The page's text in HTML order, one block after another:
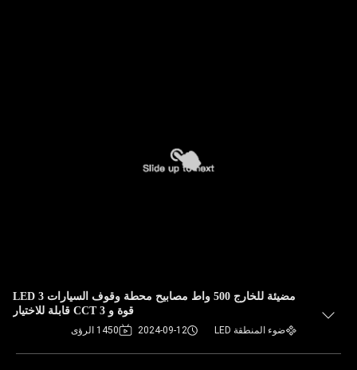
مضيئة للخارج 500 واط مصابيح محطة وقوف السيارات LED 3
قوة و 3 CCT قابلة للاختيار
ضوء المنطقة LED 2024-09-12 1450 الرؤى